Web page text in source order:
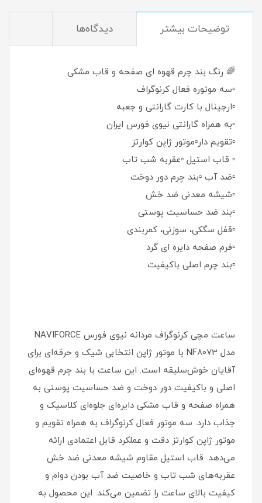
توضيحات بيشتر دیدگاه‌ها
🌈 رنگ بند چرم قهوه ای صفحه و قاب مشکی
▫️سه موتوره فعال کرنوگراف
▫️ارجینال با کارت گارانتی و جعبه
▫️به همراه گارانتی نیوی فورس ایران
▫️تقویم دار▫️موتور ژاپن کوارتز
▫️ قاب استیل ▫️عقربه شب تاب
▫️ضد آب ▫️بند چرم دور دوخت
▫️شیشه معدنی ضد خش
▫️بند ضد حساسیت پوستی
▫️قفل سگکی، سوزنی، کمربندی
▫️فرم صفحه دایره ای گرد
▫️بند چرم اصلی باکیفیت
ساعت مچی کرنوگراف مردانه نیوی فورس NAVIFORCE
مدل NF8073 با موتور ژاپن انتخابی شیک و حرفه‌ای برای
آقایان خوش‌سلیقه است. این ساعت با بند چرم قهوه‌ای
اصلی و باکیفیت دور دوخت و ضد حساسیت پوستی به
همراه صفحه و قاب مشکی دایره‌ای جلوه‌ای کلاسیک و
جذاب دارد. سه موتور فعال کرنوگراف به همراه تقویم و
موتور ژاپن کوارتز دقت و عملکرد قابل اعتمادی ارائه
می‌دهد. قاب استیل مقاوم شیشه معدنی ضد خش
عقربه‌های شب تاب و خاصیت ضد آب بودن دوام و
کیفیت بالای ساعت را تضمین می‌کند. این محصول به